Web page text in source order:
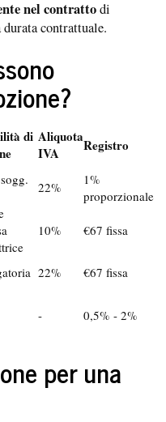
nel contrattodi
contrattuale.
di Aliquota
IVA
Registro
22%
1%
proporzionale
10% €67 fissa
22%
€67 fissa
- 0,5% - 2%
per una